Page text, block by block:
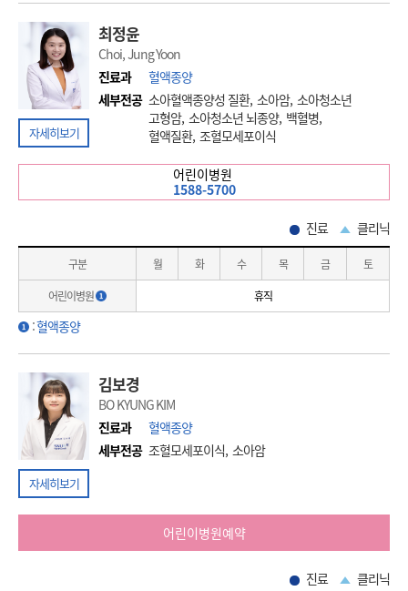
자세히보기
최정윤
Choi, Jung Yoon
진료과
혈액종양
세부전공 소아혈액종양성 질환, 소아암, 소아청소년
고형암, 소아청소년 뇌종양, 백혈병,
혈액질환, 조혈모세포이식
어린이병원
1588-5700
진료 클리닉
구분 월 화 수 목 금 토
어린이병원 휴직
:혈액종양
자세히보기
김보경
BO KYUNG KIM
진료과
혈액종양
세부전공 조혈모세포이식, 소아암
어린이병원예약
진료 클리닉